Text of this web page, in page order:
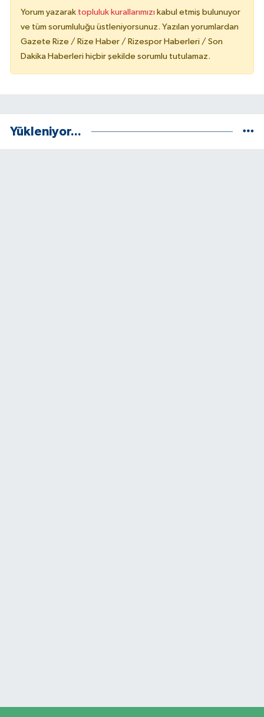
Yorum yazarak topluluk kurallarımızı kabul etmiş bulunuyor
ve tüm sorumluluğu üstleniyorsunuz. Yazılan yorumlardan
Gazete Rize / Rize Haber / Rizespor Haberleri / Son
Dakika Haberleri hiçbir şekilde sorumlu tutulamaz.
Yükleniyor...